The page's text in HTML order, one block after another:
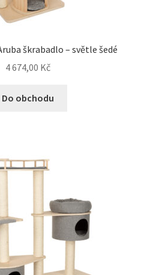
škrabadlo – světle šedé
4 674,00 Kč
Do obchodu